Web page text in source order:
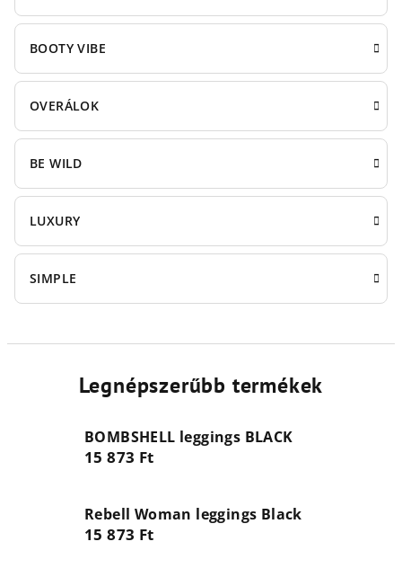
BOOTY VIBE
OVERÁLOK
BE WILD
LUXURY
SIMPLE
Legnépszerűbb termékek
BOMBSHELL leggings BLACK
15 873 Ft
Rebell Woman leggings Black
15 873 Ft